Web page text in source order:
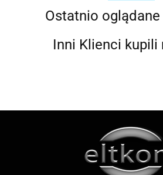
AMAZFIT
Ostatnio
Inni Klienci kupili